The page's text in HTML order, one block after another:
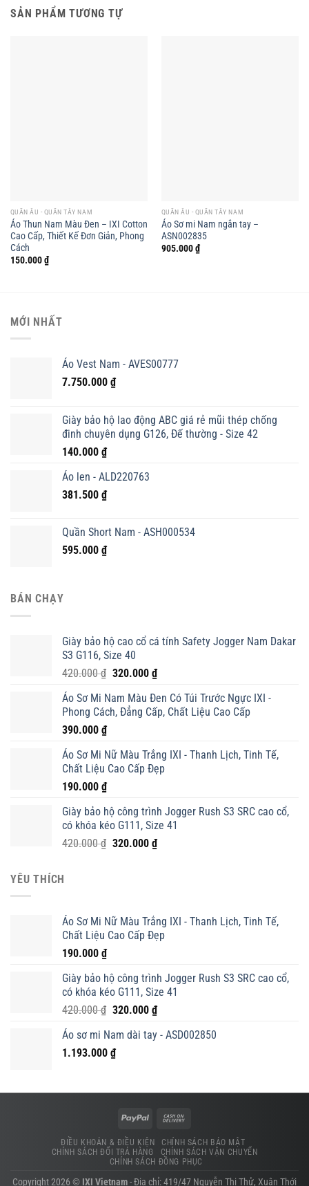
SẢN PHẨM TƯƠNG TỰ
QUẦN ÂU - QUẦN TÂY NAM
Áo Thun Nam Màu Đen – IXI Cotton
Cao Cấp, Thiết Kế Đơn Giản, Phong
Cách
150.000₫
QUẦN ÂU - QUẦN TÂY NAM
Áo Sơ mi Nam ngắn tay –
ASN002835
905.000₫
MỚI NHẤT
Áo Vest Nam - AVES00777
7.750.000 ₫
Giày bảo hộ lao động ABC giá rẻ mũi thép chống
đinh chuyên dụng G126, Đế thường - Size 42
140.000 ₫
Áo len - ALD220763
381.500 ₫
Quần Short Nam - ASH000534
595.000 ₫
BÁN CHẠY
Giày bảo hộ cao cổ cá tính Safety Jogger Nam Dakar
S3 G116, Size 40
420.000₫ Giá
là:
420.000 ₫.
320.000 ₫Giá
tại
là:
Áo Sơ Mi Nam Màu Đen Có Túi Trước Ngực IXI -
Phong Cách, Đẳng Cấp, Chất Liệu Cao Cấp
390.000 ₫
Áo Sơ Mi Nữ Màu Trắng IXI - Thanh Lịch, Tinh Tế,
Chất Liệu Cao Cấp Đẹp
190.000 ₫
Giày bảo hộ công trình Jogger Rush S3 SRC cao cổ,
có khóa kéo G111, Size 41
420.000₫ Giá
320.000 ₫Giá
YÊU THÍCH
Áo Sơ Mi Nữ Màu Trắng IXI - Thanh Lịch, Tinh Tế,
Chất Liệu Cao Cấp Đẹp
190.000 ₫
Giày bảo hộ công trình Jogger Rush S3 SRC cao cổ,
có khóa kéo G111, Size 41
420.000₫ Giá
là:
420.000 ₫.
320.000 ₫Giá
tại
Áo sơ mi Nam dài tay - ASD002850
1.193.000 ₫
ĐIỀU KHOẢN & ĐIỀU KIỆN
CHÍNH SÁCH BẢO MẬT
CHÍNH SÁCH ĐỔI TRẢ HÀNG
CHÍNH SÁCH VẬN CHUYỂN
CHÍNH SÁCH ĐỒNG PHỤC
Copyright 2026 © IXI Vietnam- Địa chỉ: 419/47 Nguyễn Thị Thử, Xuân Thới